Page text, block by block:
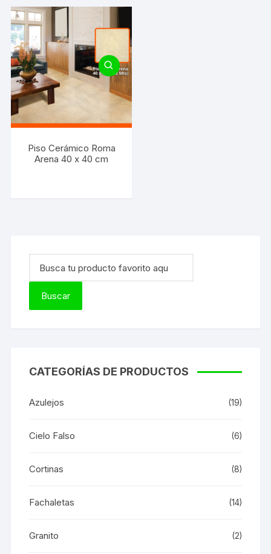
Piso Cerámico Roma
Arena 40 x 40 cm
CATEGORÍAS DE PRODUCTOS
Azulejos (19)
Cielo Falso (6)
Cortinas (8)
Fachaletas (14)
Granito (2)